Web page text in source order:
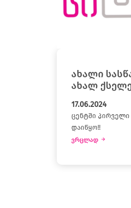
ახალი
ახალ
17.06.2024
ცენტში პირველი
დაიწყო!!
ვრცლად